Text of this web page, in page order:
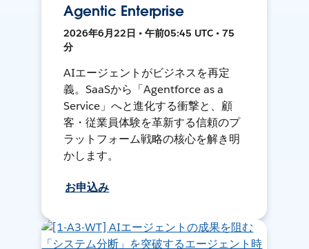
Agentic Enterprise
2026年6月22日 • 午前05:45 UTC • 75
分
AIエージェントがビジネスを再定
義。SaaSから「Agentforce as a
Service」へと進化する衝撃と、顧
客・従業員体験を革新する信頼のプ
ラットフォーム戦略の核心を解き明
かします。
お申込み